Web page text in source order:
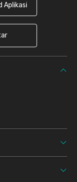
Aplikasi